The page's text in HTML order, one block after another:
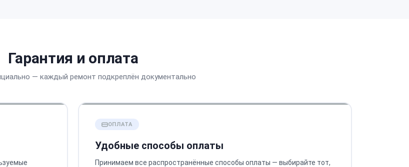
Гарантия и оплата
— каждый ремонт подкреплён документально
ОПЛАТА
Удобные способы оплаты
Принимаем все распространённые способы оплаты — выбирайте тот,